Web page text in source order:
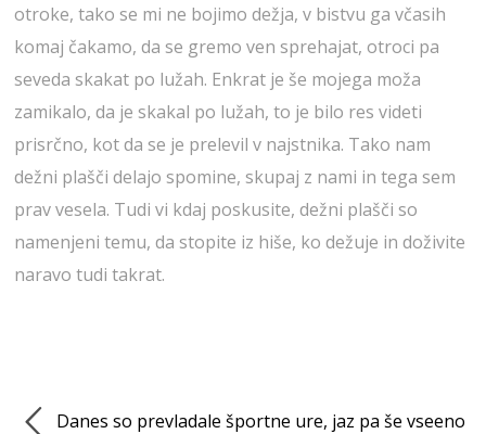
otroke, tako se mi ne bojimo dežja, v bistvu ga včasih
komaj čakamo, da se gremo ven sprehajat, otroci pa
seveda skakat po lužah. Enkrat je še mojega moža
zamikalo, da je skakal po lužah, to je bilo res videti
prisrčno, kot da se je prelevil v najstnika. Tako nam
dežni plašči delajo spomine, skupaj z nami in tega sem
prav vesela. Tudi vi kdaj poskusite, dežni plašči so
namenjeni temu, da stopite iz hiše, ko dežuje in doživite
naravo tudi takrat.
Danes so prevladale športne ure, jaz pa še vseeno